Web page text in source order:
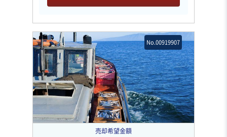
No.00919907
売却希望金額